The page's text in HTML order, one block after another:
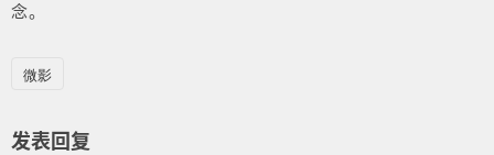
念。
微影
发表回复